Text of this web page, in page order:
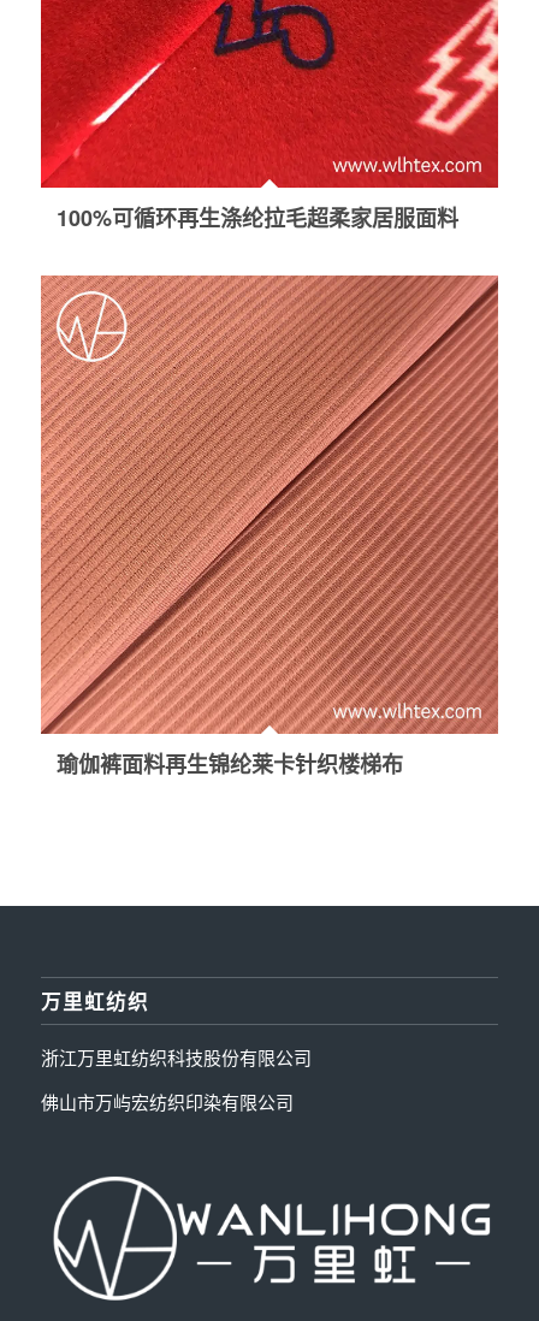
100%可循环再生涤纶拉毛超柔家居服面料
瑜伽裤面料再生锦纶莱卡针织楼梯布
万里虹纺织
浙江万里虹纺织科技股份有限公司
佛山市万屿宏纺织印染有限公司